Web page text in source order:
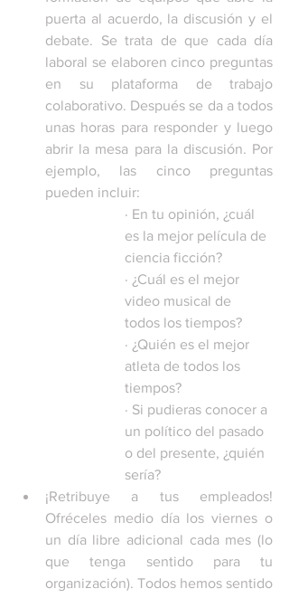
puerta al acuerdo, la discusión y el
debate. Se trata de que cada día
laboral se elaboren cinco preguntas
en su plataforma de trabajo
colaborativo. Después se da a todos
unas horas para responder y luego
abrir la mesa para la discusión. Por
ejemplo, las cinco preguntas
pueden incluir:
· En tu opinión, ¿cuál
es la mejor película de
ciencia ficción?
· ¿Cuál es el mejor
video musical de
todos los tiempos?
· ¿Quién es el mejor
atleta de todos los
tiempos?
· Si pudieras conocer a
un político del pasado
o del presente, ¿quién
sería?
¡Retribuye a tus empleados!
Ofréceles medio día los viernes o
un día libre adicional cada mes (lo
que tenga sentido para tu
organización). Todos hemos sentido